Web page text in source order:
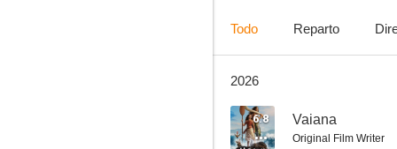
Todo Reparto
2026
6.8 Vaiana
Original Film Writer